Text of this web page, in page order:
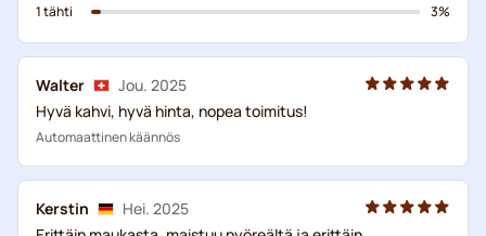
1 tähti
3%
Walter
Jou. 2025
Hyvä kahvi, hyvä hinta, nopea toimitus!
Automaattinen käännös
Kerstin
Hei. 2025